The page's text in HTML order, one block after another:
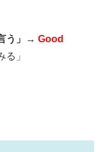
う」→ Good
」